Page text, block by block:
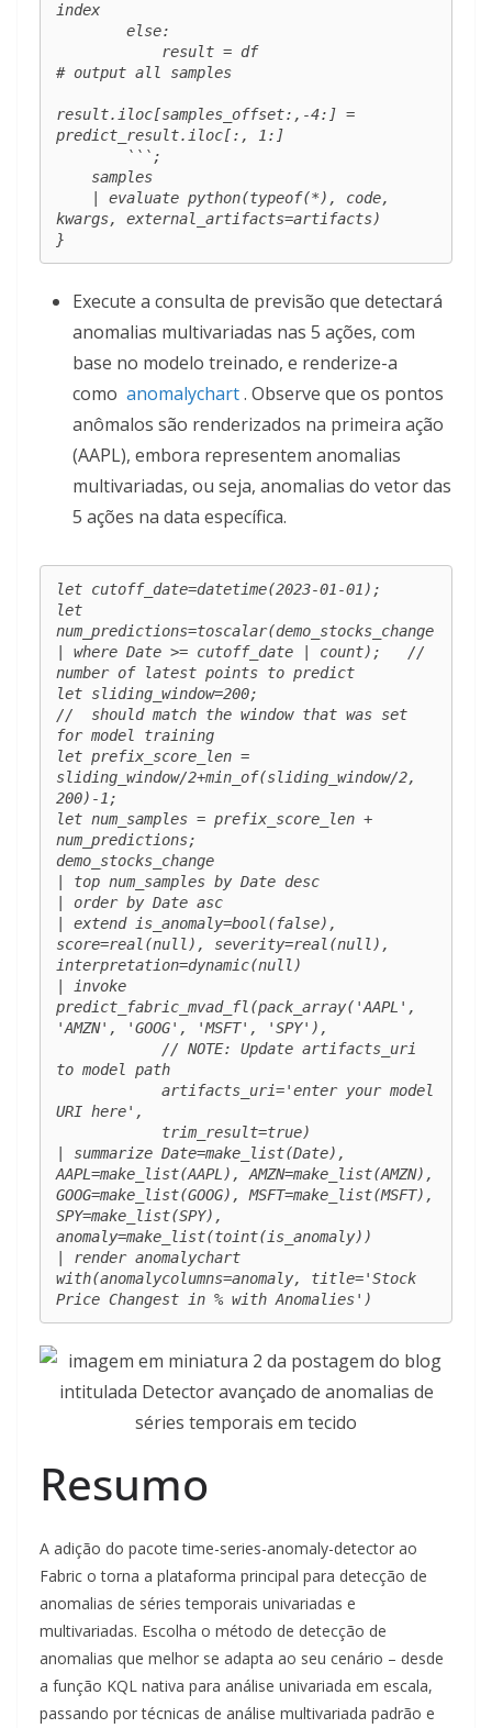
index
# output all samples
result.iloc[samples_offset:,-4:] =
predict_result.iloc[:, 1:]
kwargs, external_artifacts=artifacts)
}
Execute a consulta de previsão que detectará
anomalias multivariadas nas 5 ações, com
base no modelo treinado, e renderize-a
como anomalychart. Observe que os pontos
anômalos são renderizados na primeira ação
(AAPL), embora representem anomalias
multivariadas, ou seja, anomalias do vetor das
5 ações na data específica.
let cutoff_date=datetime(2023-01-01);
let
num_predictions=toscalar(demo_stocks_change
| where Date >= cutoff_date | count);   //
number of latest points to predict
let sliding_window=200;
//  should match the window that was set
for model training
let prefix_score_len =
sliding_window/2+min_of(sliding_window/2,
200)-1;
let num_samples = prefix_score_len +
num_predictions;
demo_stocks_change
| top num_samples by Date desc
| order by Date asc
| extend is_anomaly=bool(false),
score=real(null), severity=real(null),
interpretation=dynamic(null)
| invoke
predict_fabric_mvad_fl(pack_array('AAPL',
'AMZN', 'GOOG', 'MSFT', 'SPY'),
to model path
URI here',
| summarize Date=make_list(Date),
AAPL=make_list(AAPL), AMZN=make_list(AMZN),
GOOG=make_list(GOOG), MSFT=make_list(MSFT),
SPY=make_list(SPY),
anomaly=make_list(toint(is_anomaly))
| render anomalychart
with(anomalycolumns=anomaly, title='Stock
Price Changest in % with Anomalies')
Resumo
A adição do pacote time-series-anomaly-detector ao
Fabric o torna a plataforma principal para detecção de
anomalias de séries temporais univariadas e
multivariadas. Escolha o método de detecção de
anomalias que melhor se adapta ao seu cenário – desde
a função KQL nativa para análise univariada em escala,
passando por técnicas de análise multivariada padrão e